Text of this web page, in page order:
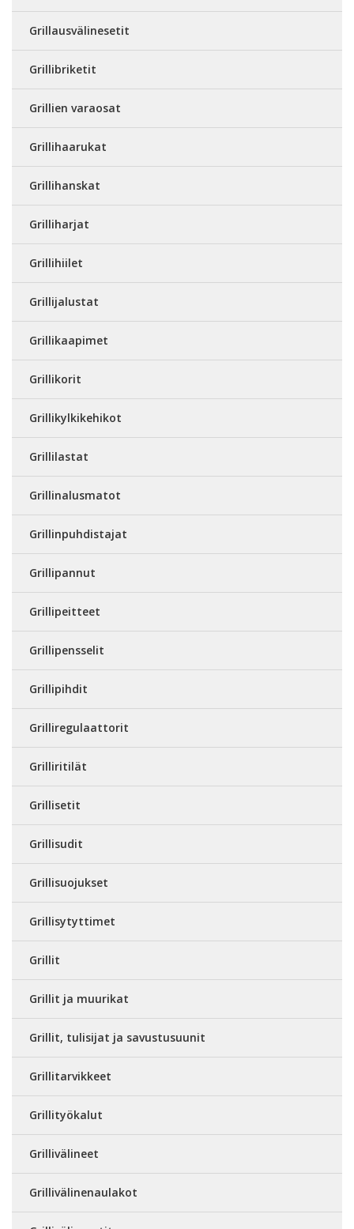
Grillausvälinesetit
Grillibriketit
Grillien varaosat
Grillihaarukat
Grillihanskat
Grilliharjat
Grillihiilet
Grillijalustat
Grillikaapimet
Grillikorit
Grillikylkikehikot
Grillilastat
Grillinalusmatot
Grillinpuhdistajat
Grillipannut
Grillipeitteet
Grillipensselit
Grillipihdit
Grilliregulaattorit
Grilliritilät
Grillisetit
Grillisudit
Grillisuojukset
Grillisytyttimet
Grillit
Grillit ja muurikat
Grillit, tulisijat ja savustusuunit
Grillitarvikkeet
Grillityökalut
Grillivälineet
Grillivälinenaulakot